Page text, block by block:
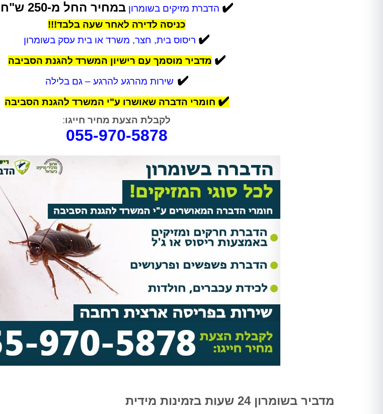
✔️ הדברת מזיקים בשומרוןבמחיר החל מ-250 ש"ח
כניסה לדירה לאחר שעה בלבד!!!
✔️ ריסוס בית, חצר, משרד או בית עסק בשומרון
✔️ מדביר מוסמך עם רישיון המשרד להגנת הסביבה
✔️ שירות מהרגע להרגע – גם בלילה
✔️ חומרי הדברה שאושרו ע"י המשרד להגנת הסביבה
לקבלת הצעת מחיר חייגו:
055-970-5878
מדביר בשומרון 24 שעות בזמינות מידית
הראשונה. שלח לנו את אלדד ואחרי
להיכנס לחדר שהיה סגור בגלל שאי
אפשר היה לנשום בו. השירות היה
מדובר ב"עסק מסריח" (סבלנו מריח
הכי טובה שאפשר. אלדד דאג לנקות
אחריו ולהשאיר שובל של ריח שרק
בטוחה וקיבלתי שירות מהיר, מקצועי
ואמין!
Liat Shavit Grievink
שירות וזמינות מצוינים. הגיע
במוצאי שבת ניגש מיד לעבודה
והצליח לתפוס את החולדה. הסביר